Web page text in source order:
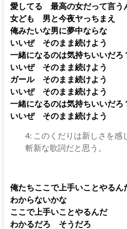
愛してる 最高の女だって言う
女ども 男と今夜ヤっちまえ
俺みたいな男に夢中ならな
いいぜ そのまま続けよう
一緒になるのは気持ちいいだろ
いいぜ そのまま続けよう
ガール そのまま続けよう
いいぜ そのまま続けよう
一緒になるのは気持ちいいだろ
いいぜ そのまま続けよう
4: このくだりは新しさを感
斬新な歌詞だと思う。
俺たちここで上手いことやるん
わからないかな
ここで上手いことやるんだ
わかるだろ そうだろ